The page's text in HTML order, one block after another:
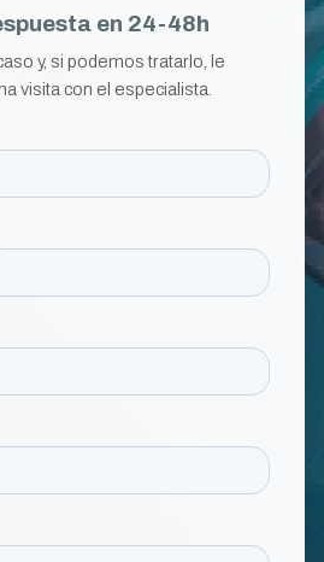
en 24-48h
y, si podemos tratarlo, le
visita con el especialista.